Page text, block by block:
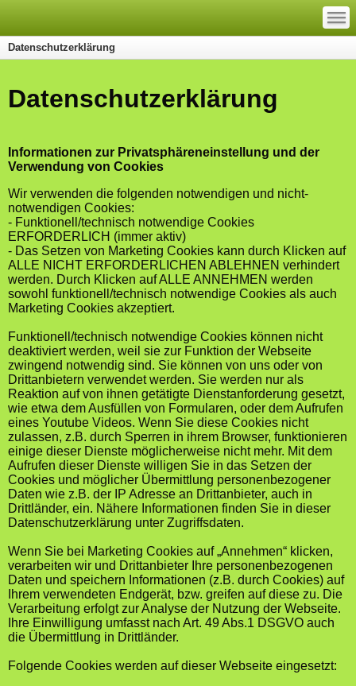
—
—
—
Datenschutzerklärung
Datenschutzerklärung
Informationen zur Privatsphäreneinstellung und der
Verwendung von Cookies
Wir verwenden die folgenden notwendigen und nicht-
notwendigen Cookies:
- Funktionell/technisch notwendige Cookies
ERFORDERLICH (immer aktiv)
- Das Setzen von Marketing Cookies kann durch Klicken auf
ALLE NICHT ERFORDERLICHEN ABLEHNEN verhindert
werden. Durch Klicken auf ALLE ANNEHMEN werden
sowohl funktionell/technisch notwendige Cookies als auch
Marketing Cookies akzeptiert.
Funktionell/technisch notwendige Cookies können nicht
deaktiviert werden, weil sie zur Funktion der Webseite
zwingend notwendig sind. Sie können von uns oder von
Drittanbietern verwendet werden. Sie werden nur als
Reaktion auf von ihnen getätigte Dienstanforderung gesetzt,
wie etwa dem Ausfüllen von Formularen, oder dem Aufrufen
eines Youtube Videos. Wenn Sie diese Cookies nicht
zulassen, z.B. durch Sperren in ihrem Browser, funktionieren
einige dieser Dienste möglicherweise nicht mehr. Mit dem
Aufrufen dieser Dienste willigen Sie in das Setzen der
Cookies und möglicher Übermittlung personenbezogener
Daten wie z.B. der IP Adresse an Drittanbieter, auch in
Drittländer, ein. Nähere Informationen finden Sie in dieser
Datenschutzerklärung unter Zugriffsdaten.
Wenn Sie bei Marketing Cookies auf „Annehmen“ klicken,
verarbeiten wir und Drittanbieter Ihre personenbezogenen
Daten und speichern Informationen (z.B. durch Cookies) auf
Ihrem verwendeten Endgerät, bzw. greifen auf diese zu. Die
Verarbeitung erfolgt zur Analyse der Nutzung der Webseite.
Ihre Einwilligung umfasst nach Art. 49 Abs.1 DSGVO auch
die Übermittlung in Drittländer.
Folgende Cookies werden auf dieser Webseite eingesetzt: